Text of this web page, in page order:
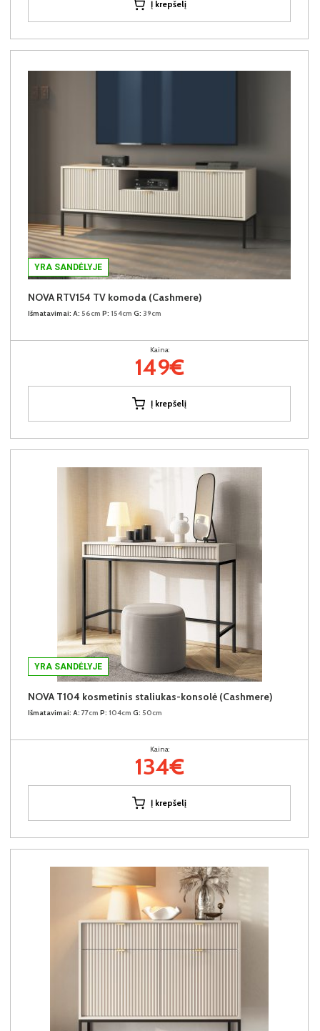
Į krepšelį
YRA SANDĖLYJE
NOVA RTV154 TV komoda (Cashmere)
Išmatavimai: A: 56cm P: 154cm G: 39cm
Kaina:
149€
Į krepšelį
YRA SANDĖLYJE
NOVA T104 kosmetinis staliukas-konsolė (Cashmere)
Išmatavimai: A: 77cm P: 104cm G: 50cm
Kaina:
134€
Į krepšelį